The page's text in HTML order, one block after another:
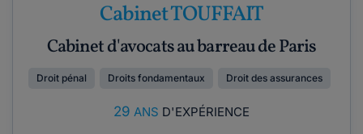
Cabinet TOUFFAIT
Cabinet d'avocats au barreau de Paris
Droit pénal Droits fondamentaux Droit des assurances
29 ANS D'EXPÉRIENCE